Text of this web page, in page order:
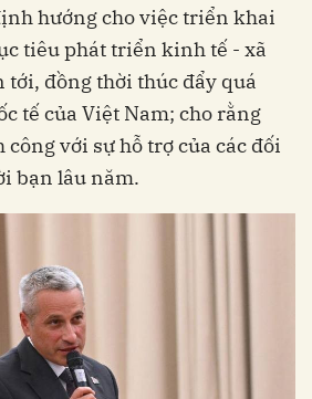
hướng cho việc triển khai
tiêu phát triển kinh tế - xã
đồng thời thúc đẩy quá
tế của Việt Nam; cho rằng
với sự hỗ trợ của các đối
bạn lâu năm.